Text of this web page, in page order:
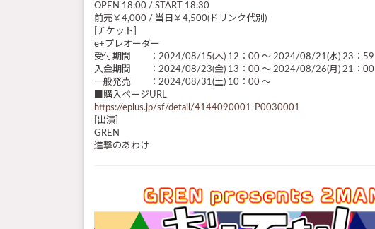
OPEN 18:00 / START 18:30
前売￥4,000 / 当日￥4,500(ドリンク代別)
[チケット]
e+プレオーダー
受付期間 ：2024/08/15(木) 12：00 ～ 2024/08/21(水) 23：59
入金期間 ：2024/08/23(金) 13：00 ～ 2024/08/26(月) 21：00
一般発売 ：2024/08/31(土) 10：00 ～
■購入ページURL
https://eplus.jp/sf/detail/4144090001-P0030001
[出演]
GREN
進撃のあわけ